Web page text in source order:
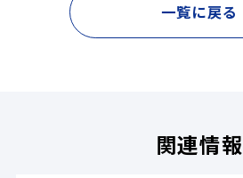
一覧に戻る
関連情報